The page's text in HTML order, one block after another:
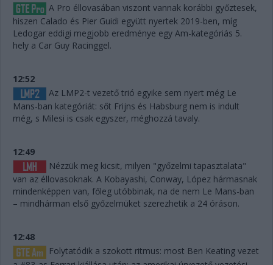
A Pro éllovasában viszont vannak korábbi győztesek,
hiszen Calado és Pier Guidi együtt nyertek 2019-ben, míg
Ledogar eddigi megjobb eredménye egy Am-kategóriás 5.
hely a Car Guy Racinggel.
12:52
Az LMP2-t vezető trió egyike sem nyert még Le
Mans-ban kategóriát: sőt Frijns és Habsburg nem is indult
még, s Milesi is csak egyszer, méghozzá tavaly.
12:49
Nézzük meg kicsit, milyen "győzelmi tapasztalata"
van az éllovasoknak. A Kobayashi, Conway, López hármasnak
mindenképpen van, főleg utóbbinak, na de nem Le Mans-ban
– mindhárman első győzelmüket szerezhetik a 24 óráson.
12:48
Folytatódik a szokott ritmus: most Ben Keating vezet